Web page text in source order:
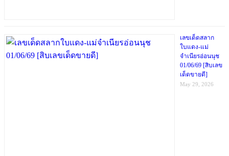
เลขเด็ดสลาก
ใบแดง-แม่
จำเนียรอ่อนนุช
01/06/69 [สิบเลข
เด็ดขายดี]
May 29, 2026